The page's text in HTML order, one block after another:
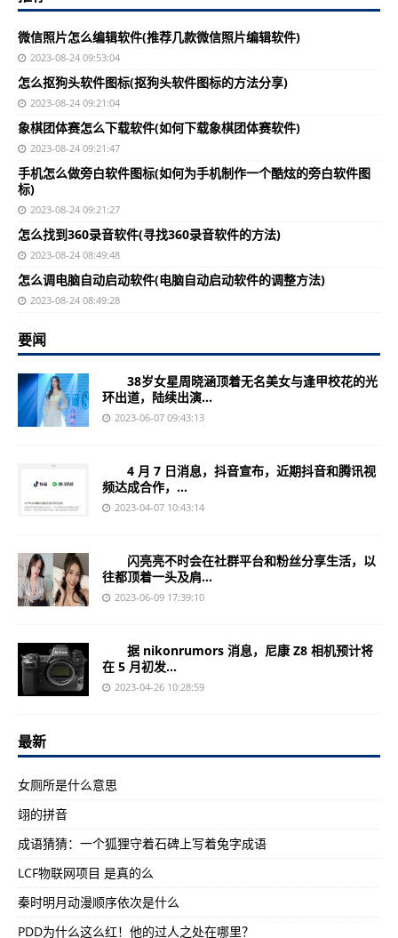
微信照片怎么编辑软件(推荐几款微信照片编辑软件)
2023-08-24 09:53:04
怎么抠狗头软件图标(抠狗头软件图标的方法分享)
2023-08-24 09:21:04
象棋团体赛怎么下载软件(如何下载象棋团体赛软件)
2023-08-24 09:21:47
手机怎么做旁白软件图标(如何为手机制作一个酷炫的旁白软件图
标)
2023-08-24 09:21:27
怎么找到360录音软件(寻找360录音软件的方法)
2023-08-24 08:49:48
怎么调电脑自动启动软件(电脑自动启动软件的调整方法)
2023-08-24 08:49:28
要闻
38岁女星周晓涵顶着无名美女与逢甲校花的光
环出道，陆续出演...
2023-06-07 09:43:13
4 月 7 日消息，抖音宣布，近期抖音和腾讯视
频达成合作，...
2023-04-07 10:43:14
闪亮亮不时会在社群平台和粉丝分享生活，以
往都顶着一头及肩...
2023-06-09 17:39:10
据 nikonrumors 消息，尼康 Z8 相机预计将
在 5 月初发...
2023-04-26 10:28:59
最新
女厕所是什么意思
翊的拼音
成语猜猜：一个狐狸守着石碑上写着兔字成语
LCF物联网项目 是真的么
秦时明月动漫顺序依次是什么
PDD为什么这么红！他的过人之处在哪里？